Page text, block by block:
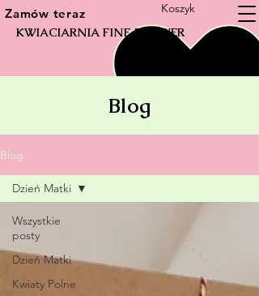
Koszyk
KWIACIARNIA FINE FLOWER
Zamów teraz
Blog
Blog
Wszystkie
posty
Dzień Matki
Kwiaty Polne
Dzień Matki